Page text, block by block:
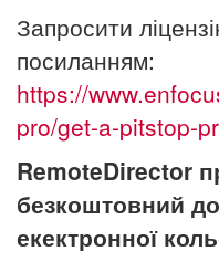
Запросити
посиланням:
https://
pro/get-a-pitstop-
RemoteDirector
безкоштовний
екектронної